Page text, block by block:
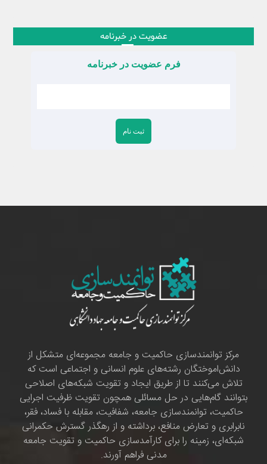
عضویت در خبرنامه
فرم عضویت در خبرنامه
مرکز توانمندسازی حاکمیت و جامعه مجموعه‌ای متشکل از
دانش‌اموختگان رشته‌های علوم انسانی و اجتماعی است که
تلاش می‌کنند تا از طریق ایجاد و تقویت شبکه‌های اصلاحی
بتوانند گام‌هایی در حل مسائلی همچون تقویت ظرفیت اجرایی
حاکمیت، توانمندسازی جامعه، شفافیت، مقابله با فساد، فقر،
نابرابری و تعارض منافع، برداشته و از رهگذر گسترش حکمرانی
شبکه‌ای، زمینه را برای کارآمدسازی حاکمیت و تقویت جامعه
مدنی فراهم آورند.